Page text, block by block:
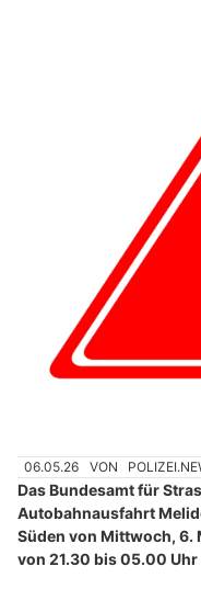
06.05.26 VON
Das Bundesamt für
Autobahnausfahrt
Süden von Mittwoch, 6.
von 21.30 bis 05.00